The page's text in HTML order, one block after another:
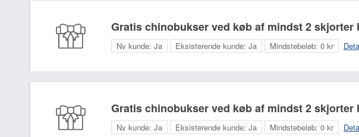
Gratis chinobukser ved køb af mindst 2 skjorter
Ny kunde: Ja Eksisterende kunde: Ja Mindstebeløb: 0 kr
Gratis chinobukser ved køb af mindst 2 skjorter
Ny kunde: Ja Eksisterende kunde: Ja Mindstebeløb: 0 kr